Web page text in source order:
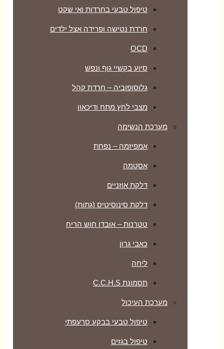
טיפול טבעי בחרדות ואי שקט
חרדת נטישה ופרידה אצל ילדים
OCD
סיוע בקשיי גוף ונפש
גלוסופוביה – חרדת קהל
מצבי לחץ מתח ודיכאון
מערכת הנשימה
אמפיזמה – נפחת
אסטמה
דלקת אוזניים
דלקת סינוסיטיס (גתות)
טטרנות – אובדן חוש הריח
כאבי גרון
ליחה
תסמונת C.C.H.S
מערכת העיכול
טיפול טבעי בבקע סרעפתי
טיפול בגזים